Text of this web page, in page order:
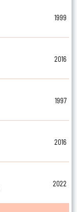
1999
2016
1997
2016
2022